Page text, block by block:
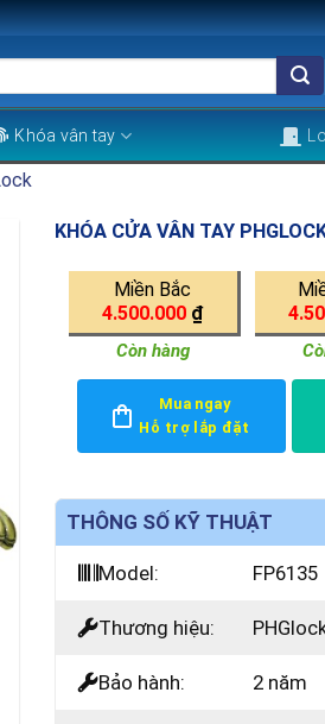
Khóa vân tay
KHÓA CỬA VÂN TAY
Miền Bắc
4.500.000 ₫
Còn hàng
Mua ngay
Hỗ trợ lắp đặt
THÔNG SỐ KỸ THUẬT
Model: FP6135
Thương hiệu:
Bảo hành: 2 năm